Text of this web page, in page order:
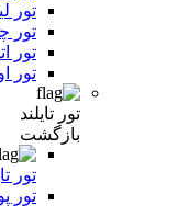
تور
تور
تور
تور
تور تایلند
بازگشت
تور
تور